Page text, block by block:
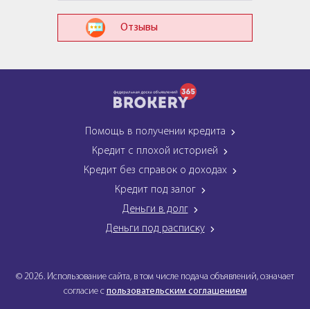
Отзывы
Помощь в получении кредита
Кредит с плохой историей
Кредит без справок о доходах
Кредит под залог
Деньги в долг
Деньги под расписку
© 2026. Использование сайта, в том числе подача объявлений, означает
согласие с пользовательским соглашением